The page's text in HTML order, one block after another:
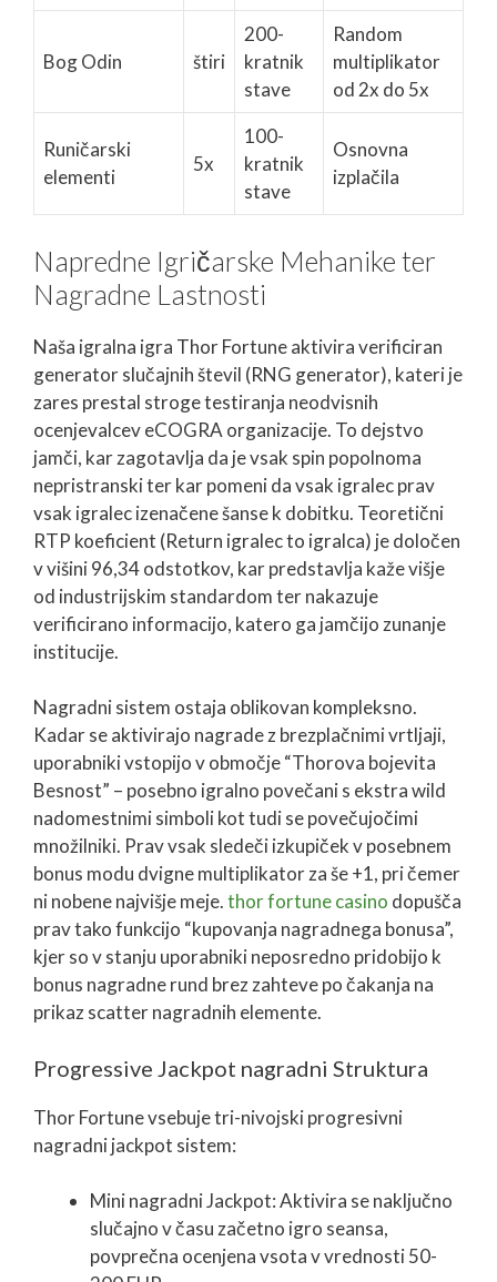
Bog Odin štiri
200-
kratnik
stave
Random
multiplikator
od 2x do 5x
Runičarski
elementi
5x
100-
kratnik
stave
Osnovna
izplačila
Napredne Igričarske Mehanike ter
Nagradne Lastnosti
Naša igralna igra Thor Fortune aktivira verificiran
generator slučajnih števil (RNG generator), kateri je
zares prestal stroge testiranja neodvisnih
ocenjevalcev eCOGRA organizacije. To dejstvo
jamči, kar zagotavlja da je vsak spin popolnoma
nepristranski ter kar pomeni da vsak igralec prav
vsak igralec izenačene šanse k dobitku. Teoretični
RTP koeficient (Return igralec to igralca) je določen
v višini 96,34 odstotkov, kar predstavlja kaže višje
od industrijskim standardom ter nakazuje
verificirano informacijo, katero ga jamčijo zunanje
institucije.
Nagradni sistem ostaja oblikovan kompleksno.
Kadar se aktivirajo nagrade z brezplačnimi vrtljaji,
uporabniki vstopijo v območje “Thorova bojevita
Besnost” – posebno igralno povečani s ekstra wild
nadomestnimi simboli kot tudi se povečujočimi
množilniki. Prav vsak sledeči izkupiček v posebnem
bonus modu dvigne multiplikator za še +1, pri čemer
ni nobene najvišje meje.thor fortune casino dopušča
prav tako funkcijo “kupovanja nagradnega bonusa”,
kjer so v stanju uporabniki neposredno pridobijo k
bonus nagradne rund brez zahteve po čakanja na
prikaz scatter nagradnih elemente.
Progressive Jackpot nagradni Struktura
Thor Fortune vsebuje tri-nivojski progresivni
nagradni jackpot sistem:
Mini nagradni Jackpot: Aktivira se naključno
slučajno v času začetno igro seansa,
povprečna ocenjena vsota v vrednosti 50-